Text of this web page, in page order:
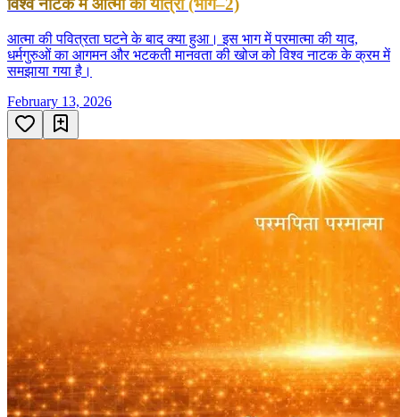
विश्व नाटक में आत्मा की यात्रा (भाग–2)
आत्मा की पवित्रता घटने के बाद क्या हुआ। इस भाग में परमात्मा की याद,
धर्मगुरुओं का आगमन और भटकती मानवता की खोज को विश्व नाटक के क्रम में
समझाया गया है।
February 13, 2026